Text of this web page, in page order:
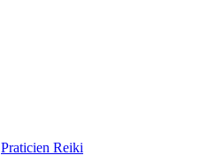
Praticien Reiki